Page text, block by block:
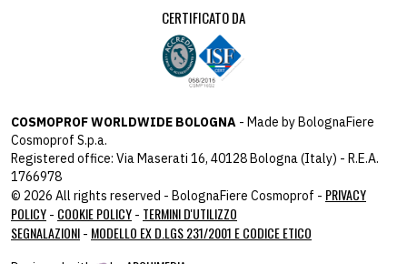
CERTIFICATO DA
COSMOPROF WORLDWIDE BOLOGNA - Made by BolognaFiere
Cosmoprof S.p.a.
Registered office: Via Maserati 16, 40128 Bologna (Italy) - R.E.A.
1766978
© 2026 All rights reserved - BolognaFiere Cosmoprof - PRIVACY
POLICY - COOKIE POLICY - TERMINI D'UTILIZZO
SEGNALAZIONI - MODELLO EX D.LGS 231/2001 E CODICE ETICO